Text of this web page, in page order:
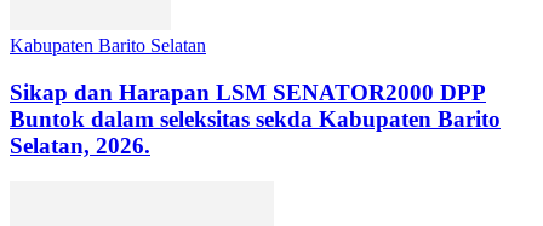
Kabupaten Barito Selatan
Sikap dan Harapan LSM SENATOR2000 DPP
Buntok dalam seleksitas sekda Kabupaten Barito
Selatan, 2026.